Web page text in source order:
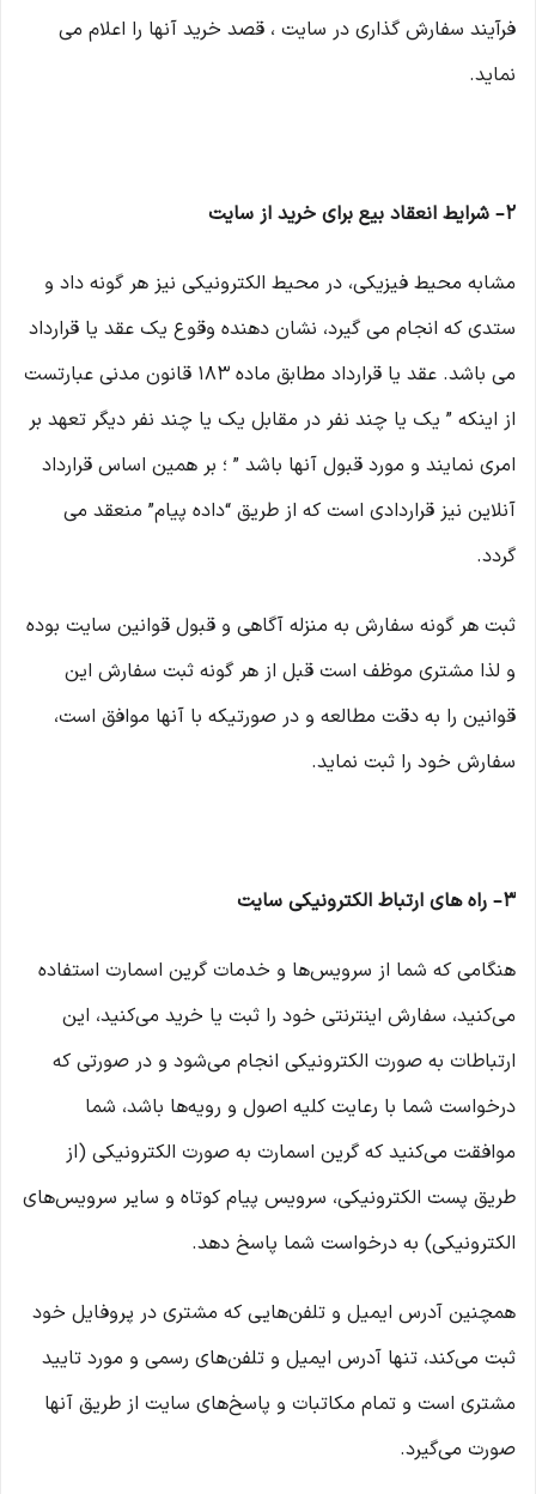
فرآیند سفارش گذاری در سایت ، قصد خرید آنها را اعلام می
نماید.
۲– شرایط انعقاد بیع برای خرید از سایت
مشابه محیط فیزیکی، در محیط الکترونیکی نیز هر گونه داد و
ستدی که انجام می گیرد، نشان دهنده وقوع یک عقد یا قرارداد
می باشد. عقد یا قرارداد مطابق ماده ۱۸۳ قانون مدنی عبارتست
از اینکه ” یک یا چند نفر در مقابل یک یا چند نفر دیگر تعهد بر
امری نمایند و مورد قبول آنها باشد ” ؛ بر همین اساس قرارداد
آنلاین نیز قراردادی است که از طریق “داده پیام” منعقد می
گردد.
ثبت هر گونه سفارش به منزله آگاهی و قبول قوانین سایت بوده
و لذا مشتری موظف است قبل از هر گونه ثبت سفارش این
قوانین را به دقت مطالعه و در صورتیکه با آنها موافق است،
سفارش خود را ثبت نماید.
۳– راه های ارتباط الکترونیکی سایت
هنگامی که شما از سرویس‌‏ها و خدمات گرین اسمارت استفاده
می‏‌کنید، سفارش اینترنتی خود را ثبت یا خرید می‏‌کنید، این
ارتباطات به صورت الکترونیکی انجام می‏‌شود و در صورتی که
درخواست شما با رعایت کلیه اصول و رویه‏‌ها باشد، شما
موافقت می‌‏کنید که گرین اسمارت به صورت الکترونیکی (از
طریق پست الکترونیکی، سرویس پیام کوتاه و سایر سرویس‌های
الکترونیکی) به درخواست شما پاسخ دهد.
همچنین آدرس ایمیل و تلفن‌هایی که مشتری در پروفایل خود
ثبت می‌کند، تنها آدرس ایمیل و تلفن‌های رسمی و مورد تایید
مشتری است و تمام مکاتبات و پاسخ‌های سایت از طریق آنها
صورت می‌گیرد.